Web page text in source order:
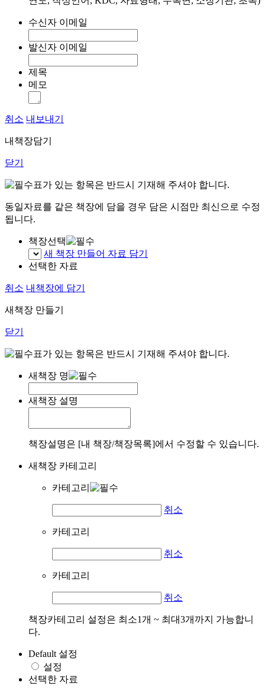
수신자 이메일
발신자 이메일
제목
메모
취소 내보내기
내책장담기
닫기
표가 있는 항목은 반드시 기재해 주셔야 합니다.
동일자료를 같은 책장에 담을 경우 담은 시점만 최신으로 수정
됩니다.
책장선택
새 책장 만들어 자료 담기
선택한 자료
취소 내책장에 담기
새책장 만들기
닫기
표가 있는 항목은 반드시 기재해 주셔야 합니다.
새책장 명
새책장 설명
책장설명은 [내 책장/책장목록]에서 수정할 수 있습니다.
새책장 카테고리
카테고리
취소
카테고리
취소
카테고리
취소
책장카테고리 설정은 최소1개 ~ 최대3개까지 가능합니
다.
Default 설정
설정
선택한 자료